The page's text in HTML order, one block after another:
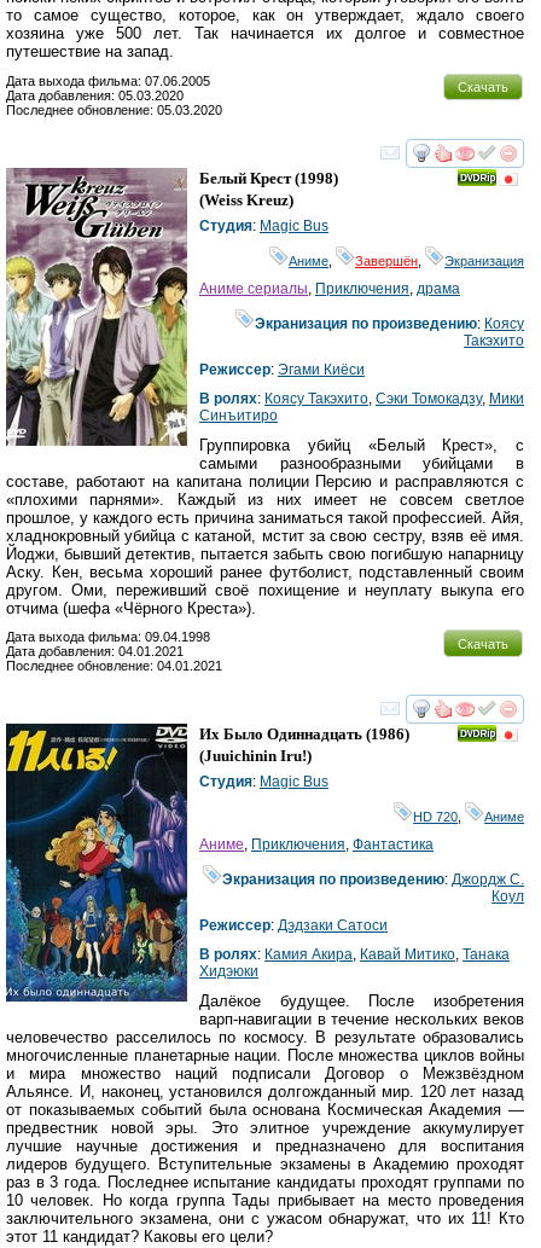
то самое существо, которое, как он утверждает, ждало своего
хозяина уже 500 лет. Так начинается их долгое и совместное
путешествие на запад.
Скачать
Дата выхода фильма: 07.06.2005
Дата добавления: 05.03.2020
Последнее обновление: 05.03.2020
смотреть
Белый Крест(1998)
(Weiss Kreuz)
Студия: Magic Bus
Аниме Завершён Экранизация
Аниме сериалы Приключения драма
Экранизация по произведению: Коясу
Такэхито
Режиссер: Эгами Киёси
В ролях: Коясу Такэхито Сэки Томокадзу, Мики
Синъитиро
Группировка убийц «Белый Крест», с
самыми разнообразными убийцами в
составе, работают на капитана полиции Персию и расправляются с
«плохими парнями». Каждый из них имеет не совсем светлое
прошлое, у каждого есть причина заниматься такой профессией. Айя,
хладнокровный убийца с катаной, мстит за свою сестру, взяв её имя.
Йоджи, бывший детектив, пытается забыть свою погибшую напарницу
Аску. Кен, весьма хороший ранее футболист, подставленный своим
другом. Оми, переживший своё похищение и неуплату выкупа его
отчима (шефа «Чёрного Креста»).
Скачать
Дата выхода фильма: 09.04.1998
Дата добавления: 04.01.2021
Последнее обновление: 04.01.2021
смотреть
Их Было Одиннадцать (1986)
(Juuichinin Iru!)
Студия: Magic Bus
HD 720 Аниме
Аниме, Приключения, Фантастика
Экранизация по произведению:Джордж С.
Коул
Режиссер: Дэдзаки Сатоси
В ролях: Камия Акира, Кавай Митико, Танака
Хидэюки
Далёкое будущее. После изобретения
варп-навигации в течение нескольких веков
человечество расселилось по космосу. В результате образовались
многочисленные планетарные нации. После множества циклов войны
и мира множество наций подписали Договор о Межзвёздном
Альянсе. И, наконец, установился долгожданный мир. 120 лет назад
от показываемых событий была основана Космическая Академия —
предвестник новой эры. Это элитное учреждение аккумулирует
лучшие научные достижения и предназначено для воспитания
лидеров будущего. Вступительные экзамены в Академию проходят
раз в 3 года. Последнее испытание кандидаты проходят группами по
10 человек. Но когда группа Тады прибывает на место проведения
заключительного экзамена, они с ужасом обнаружат, что их 11! Кто
этот 11 кандидат? Каковы его цели?